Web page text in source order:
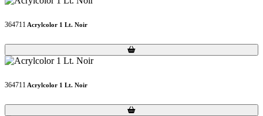
364711 Acrylcolor 1 Lt. Noir
Loading...
Loading...
364711 Acrylcolor 1 Lt. Noir
Loading...
Loading...